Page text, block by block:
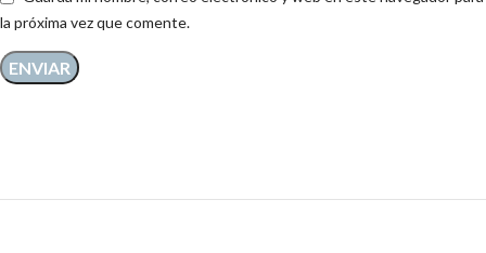
la próxima vez que comente.